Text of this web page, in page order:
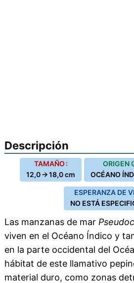
Descripción
TAMAÑO :
12,0 → 18,0 cm
ORIGEN
OCÉANO
ESPERANZA DE
NO ESTÁ
Las manzanas de mar
viven en el Océano Índico y
en la parte occidental del
hábitat de este llamativo
material duro, como zonas